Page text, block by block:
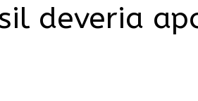
deveria